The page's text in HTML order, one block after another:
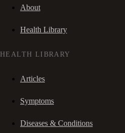
About
Health Library
HEALTH LIBRARY
Articles
Symptoms
Diseases & Conditions